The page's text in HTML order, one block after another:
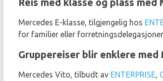
Mercedes E-klasse, tilgjengelig hos
for familier eller
Gruppereiser blir enklere med
Mercedes Vito, tilbudt av ENTERPRISE,